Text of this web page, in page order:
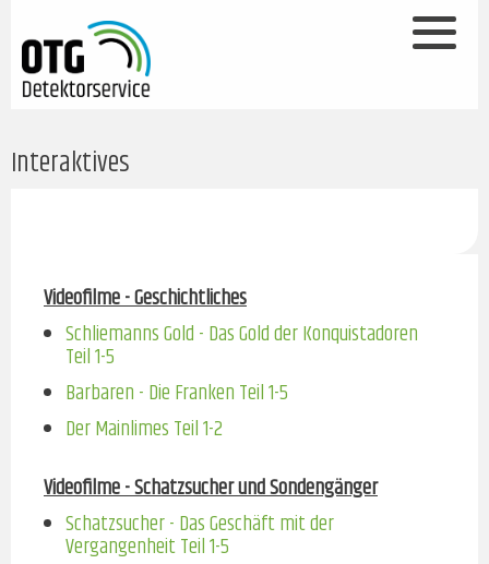
Interaktives
Videofilme - Geschichtliches
Schliemanns Gold - Das Gold der Konquistadoren
Teil 1-5
Barbaren - Die Franken Teil 1-5
Der Mainlimes Teil 1-2
Videofilme - Schatzsucher und Sondengänger
Schatzsucher - Das Geschäft mit der
Vergangenheit Teil 1-5